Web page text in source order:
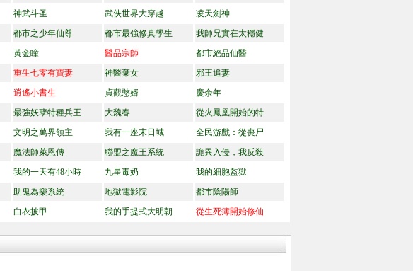
神武斗圣 武俠世界大穿越
凌天劍神
都市之少年仙尊 都市最強修真學生
我師兄實在太穩健
黃金瞳 醫品宗師
都市絕品仙醫
重生七零有寶妻 神醫棄女
邪王追妻
逍遙小書生 貞觀憨婿
慶余年
最強妖孽特種兵王 大魏春
從火鳳凰開始的特
文明之萬界領主 我有一座末日城
全民游戲：從喪尸
魔法師萊恩傳 聯盟之魔王系統
詭異入侵，我反殺
我的一天有48小時 九星毒奶
我的細胞監獄
助鬼為樂系統 地獄電影院
都市陰陽師
白衣披甲 我的手提式大明朝
從生死簿開始修仙